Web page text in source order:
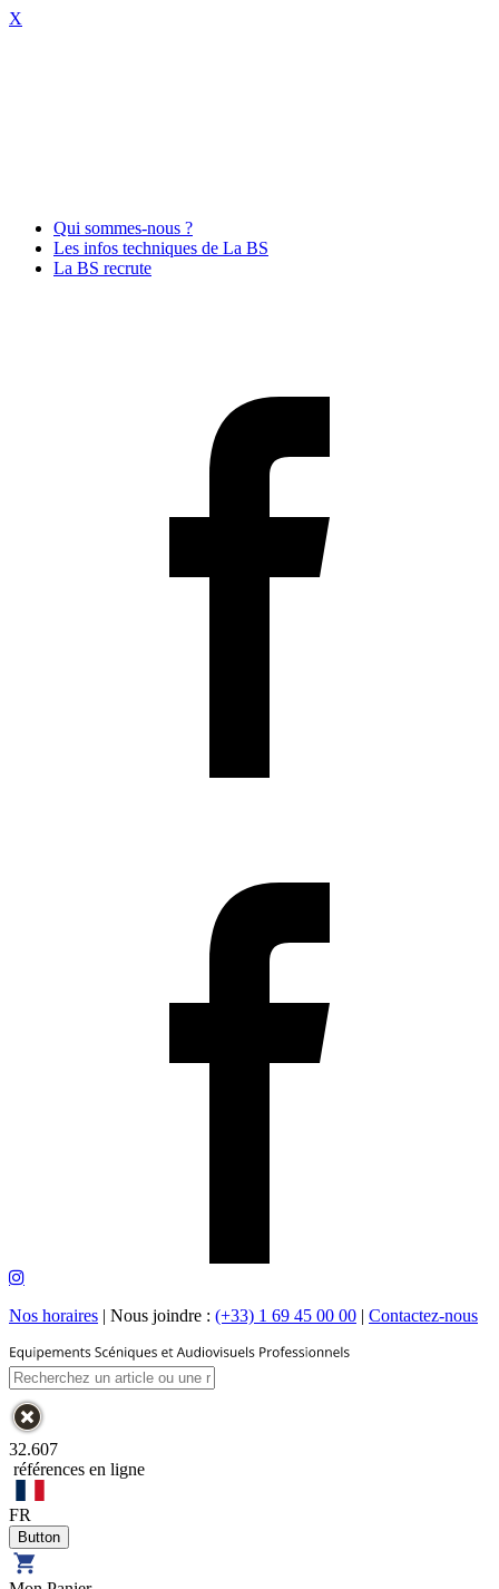
X
Qui sommes-nous ?
Les infos techniques de La BS
La BS recrute
Nos horaires | Nous joindre : (+33) 1 69 45 00 00 | Contactez-nous
32.607
références en ligne
FR